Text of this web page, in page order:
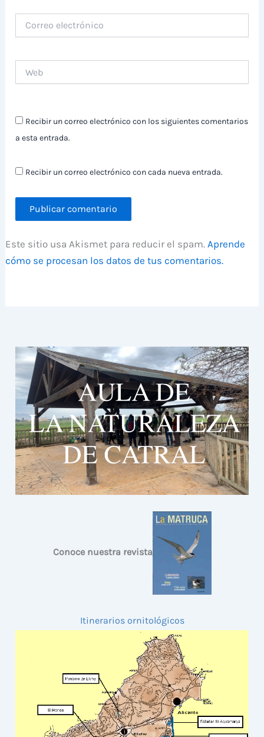
electrónico
Recibir un correo electrónico con los siguientes comentarios
a esta entrada.
Recibir un correo electrónico con cada nueva entrada.
Este sitio usa Akismet para reducir el spam.Aprende
cómo se procesan los datos de tus comentarios.
Conoce nuestra revista
Itinerarios ornitológicos